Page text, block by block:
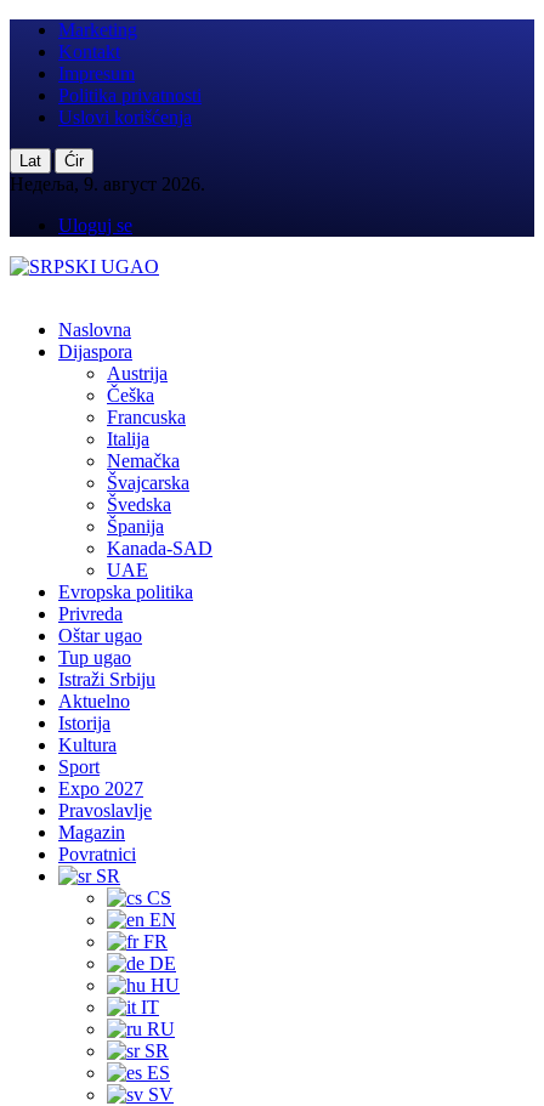
Marketing
Kontakt
Impresum
Politika privatnosti
Uslovi korišćenja
Lat | Ćir
Недеља, 9. август 2026.
Uloguj se
Naslovna
Dijaspora
Austrija
Češka
Francuska
Italija
Nemačka
Švajcarska
Švedska
Španija
Kanada-SAD
UAE
Evropska politika
Privreda
Oštar ugao
Tup ugao
Istraži Srbiju
Aktuelno
Istorija
Kultura
Sport
Expo 2027
Pravoslavlje
Magazin
Povratnici
SR
CS
EN
FR
DE
HU
IT
RU
SR
ES
SV